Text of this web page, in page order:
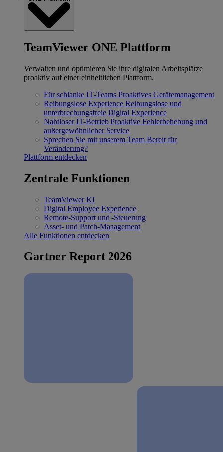
TeamViewer ONE Plattform
Verwalten und optimieren Sie ihre digitalen Arbeitsplätze
proaktiv auf einer einheitlichen Plattform.
Für schlanke IT‐Teams Proaktives Gerätemanagement
Reibungslose Experience Reibungslose und
unterbrechungsfreie Digital Experience
Nahtloser IT-Betrieb Proaktive Fehlerbehebung und
außergewöhnlicher Service
Sprechen Sie mit unserem Team Bereit für
Veränderung?
Plattform entdecken
Zentrale Funktionen
TeamViewer KI
Digital Employee Experience
Remote-Support und -Steuerung
Asset- und Patch-Management
Alle Funktionen entdecken
Gartner Report 2026